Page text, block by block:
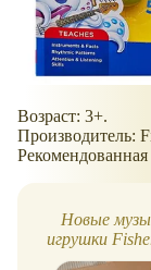
Возраст: 3+.
Производитель:
Новые
игрушки
Mattel,